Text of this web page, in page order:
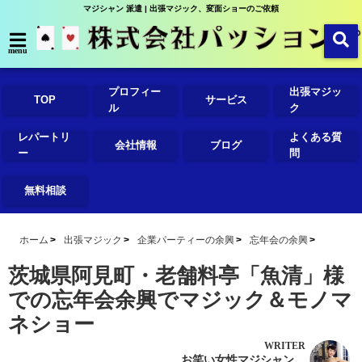
マジシャン 派遣 | 出張マジック、変面ショーのご依頼
menu
TOP
プロフィー
ル
サービス
出張マジッ
ク
レパートリ
ー
会社情報 ブログ
よくある質
問
無料相談
ホーム 出張マジック 企業パーティーの余興 忘年会の余興
茨城県阿見町・老舗料亭「魚清」様
での忘年会余興でマジック＆モノマ
ネショー
WRITER